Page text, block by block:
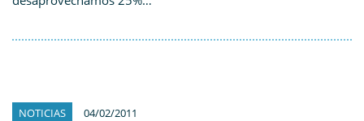
NOTICIAS 04/02/2011